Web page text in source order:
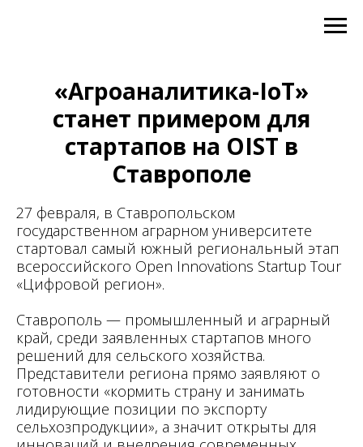
«Агроаналитика-IoT»
станет примером для
стартапов на OIST в
Ставрополе
27 февраля, в Ставропольском
государственном аграрном университете
стартовал самый южный региональный этап
всероссийского Open Innovations Startup Tour
«Цифровой регион».
Ставрополь — промышленный и аграрный
край, среди заявленных стартапов много
решений для сельского хозяйства.
Представители региона прямо заявляют о
готовности «кормить страну и занимать
лидирующие позиции по экспорту
сельхозпродукции», а значит открыты для